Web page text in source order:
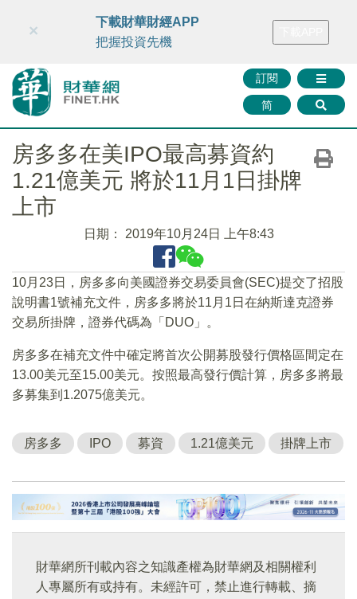
財華智庫網 FINTV FINMETA 財華證券 媒體矩陣
訂閱
简
×
下載財華財經APP
把握投資先機
房多多在美IPO最高募資約
1.21億美元 將於11月1日掛牌
上市
日期： 2019年10月24日 上午8:43
10月23日，房多多向美國證券交易委員會(SEC)提交了招股
說明書1號補充文件，房多多將於11月1日在納斯達克證券
交易所掛牌，證券代碼為「DUO」。
房多多在補充文件中確定將首次公開募股發行價格區間定在
13.00美元至15.00美元。按照最高發行價計算，房多多將最
多募集到1.2075億美元。
房多多 IPO 募資 1.21億美元 掛牌上市
財華網所刊載內容之知識產權為財華網及相關權利
人專屬所有或持有。未經許可，禁止進行轉載、摘